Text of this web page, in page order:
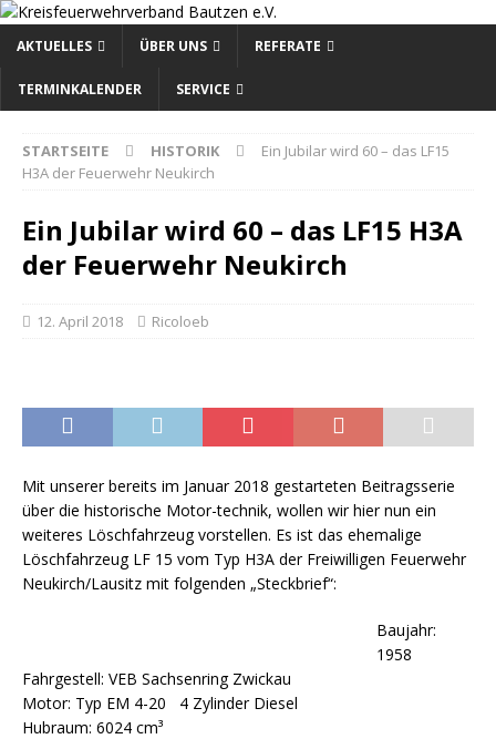
AKTUELLES ÜBER UNS REFERATE
TERMINKALENDER SERVICE
STARTSEITE HISTORIK
Ein Jubilar wird 60 – das LF15
H3A der Feuerwehr Neukirch
Ein Jubilar wird 60 – das LF15 H3A
der Feuerwehr Neukirch
12. April 2018 Ricoloeb
Mit unserer bereits im Januar 2018 gestarteten Beitragsserie
über die historische Motor-technik, wollen wir hier nun ein
weiteres Löschfahrzeug vorstellen. Es ist das ehemalige
Löschfahrzeug LF 15 vom Typ H3A der Freiwilligen Feuerwehr
Neukirch/Lausitz mit folgenden „Steckbrief“:
Baujahr:
1958
Fahrgestell: VEB Sachsenring Zwickau
Motor: Typ EM 4-20 4 Zylinder Diesel
Hubraum: 6024 cm³